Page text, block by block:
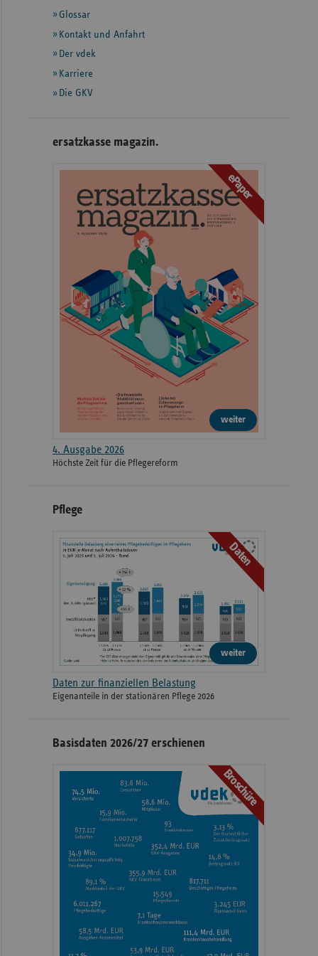
weiteren
Informationen
Glossar
Kontakt und Anfahrt
Der vdek
Karriere
Die GKV
ersatzkasse magazin.
ePaper
weiter
4. Ausgabe 2026
Höchste Zeit für die Pflegereform
Pflege
Daten
weiter
Daten zur finanziellen Belastung
Eigenanteile in der stationären Pflege 2026
Basisdaten 2026/27 erschienen
Broschüre